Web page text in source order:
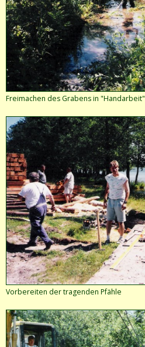
Freimachen des Grabens in "Handarbeit"
Vorbereiten der tragenden Pfähle